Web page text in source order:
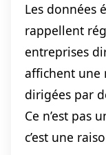
Les données
rappellent
entreprises
affichent une
dirigées par
Ce n’est pas
c’est une